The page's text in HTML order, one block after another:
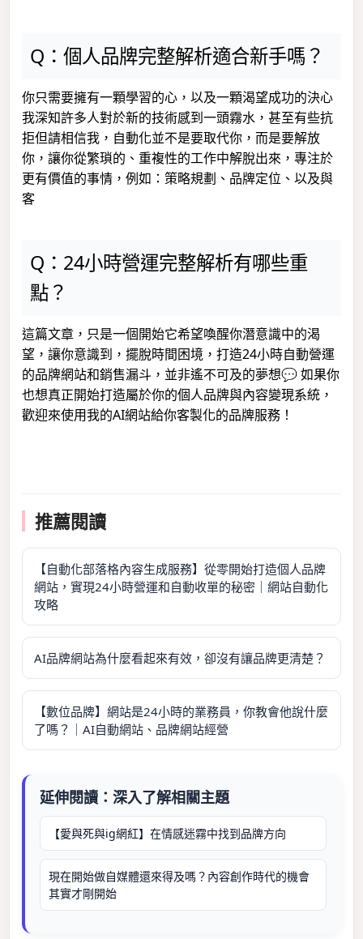
Q：個人品牌完整解析適合新手嗎？
你只需要擁有一顆學習的心，以及一顆渴望成功的決心
我深知許多人對於新的技術感到一頭霧水，甚至有些抗
拒但請相信我，自動化並不是要取代你，而是要解放
你，讓你從繁瑣的、重複性的工作中解脫出來，專注於
更有價值的事情，例如：策略規劃、品牌定位、以及與
客
Q：24小時營運完整解析有哪些重
點？
這篇文章，只是一個開始它希望喚醒你潛意識中的渴
望，讓你意識到，擺脫時間困境，打造24小時自動營運
的品牌網站和銷售漏斗，並非遙不可及的夢想💬 如果你
也想真正開始打造屬於你的個人品牌與內容變現系統，
歡迎來使用我的AI網站給你客製化的品牌服務！
推薦閱讀
【自動化部落格內容生成服務】從零開始打造個人品牌
網站，實現24小時營運和自動收單的秘密｜網站自動化
攻略
AI品牌網站為什麼看起來有效，卻沒有讓品牌更清楚？
【數位品牌】網站是24小時的業務員，你教會他說什麼
了嗎？｜AI自動網站、品牌網站經營
延伸閱讀：深入了解相關主題
【愛與死與ig網紅】在情感迷霧中找到品牌方向
現在開始做自媒體還來得及嗎？內容創作時代的機會
其實才剛開始